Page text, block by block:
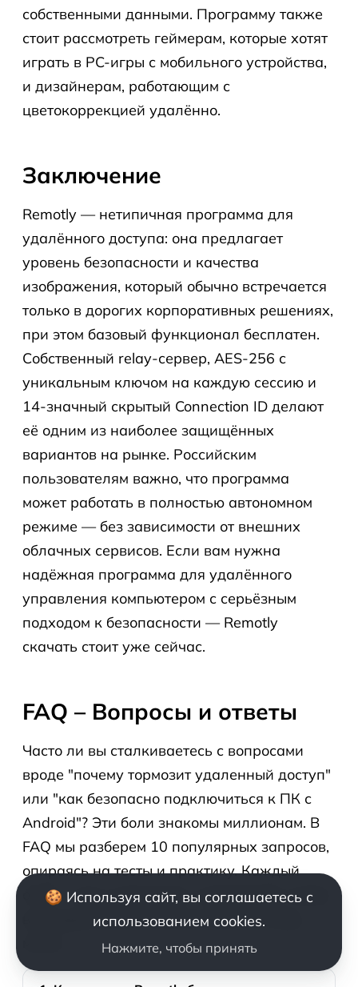
собственными данными. Программу также
стоит рассмотреть геймерам, которые хотят
играть в PC-игры с мобильного устройства,
и дизайнерам, работающим с
цветокоррекцией удалённо.
Заключение
Remotly — нетипичная программа для
удалённого доступа: она предлагает
уровень безопасности и качества
изображения, который обычно встречается
только в дорогих корпоративных решениях,
при этом базовый функционал бесплатен.
Собственный relay-сервер, AES-256 с
уникальным ключом на каждую сессию и
14-значный скрытый Connection ID делают
её одним из наиболее защищённых
вариантов на рынке. Российским
пользователям важно, что программа
может работать в полностью автономном
режиме — без зависимости от внешних
облачных сервисов. Если вам нужна
надёжная программа для удалённого
управления компьютером с серьёзным
подходом к безопасности — Remotly
скачать стоит уже сейчас.
FAQ – Вопросы и ответы
Часто ли вы сталкиваетесь с вопросами
вроде "почему тормозит удаленный доступ"
или "как безопасно подключиться к ПК с
Android"? Эти боли знакомы миллионам. В
FAQ мы разберем 10 популярных запросов,
опираясь на тесты и практику. Каждый
ответ – шаг к решению, с примерами, чтобы
вы задержались и нашли ответ за пару
🍪 Используя сайт, вы соглашаетесь с
использованием cookies.
Нажмите, чтобы принять